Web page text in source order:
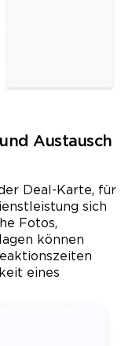
Austausch
Deal-Karte, für
sich
Fotos,
können
eines